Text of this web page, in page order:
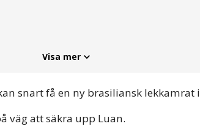
Visa mer
snart få en ny brasiliansk lekkamrat i
väg att säkra upp Luan.